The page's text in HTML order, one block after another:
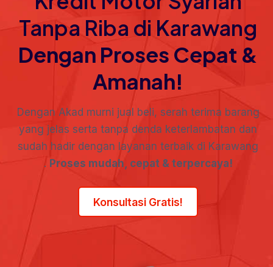
Tanpa Riba di Karawang
Dengan Proses Cepat &
Amanah!
Dengan Akad murni jual beli, serah terima barang
yang jelas serta tanpa denda keterlambatan dan
sudah hadir dengan layanan terbaik di Karawang
. Proses mudah, cepat & terpercaya!
Konsultasi Gratis!